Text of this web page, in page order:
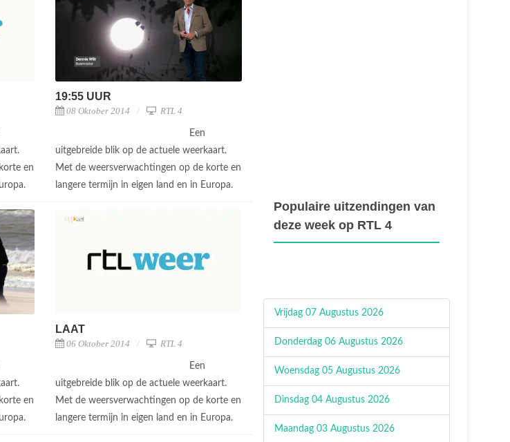
en
19:55 UUR
08 Oktober 2014 RTL 4
Een
uitgebreide blik op de actuele weerkaart.
Met de weersverwachtingen op de korte en
langere termijn in eigen land en in Europa.
en
LAAT
06 Oktober 2014 RTL 4
Een
uitgebreide blik op de actuele weerkaart.
Met de weersverwachtingen op de korte en
langere termijn in eigen land en in Europa.
Populaire uitzendingen van
deze week op RTL 4
Vrijdag 07 Augustus 2026
Donderdag 06 Augustus 2026
Woensdag 05 Augustus 2026
Dinsdag 04 Augustus 2026
Maandag 03 Augustus 2026